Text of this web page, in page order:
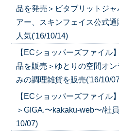
品を発売＞ビタブリットジ
アー、スキンフェイス公式
人気('16/10/14)
【ECショッパーズファイ
品を販売＞ゆとりの空間オ
みの調理雑貨を販売('16/10/
【ECショッパーズファイ
＞GIGA.〜kakaku-web〜/社
10/07)